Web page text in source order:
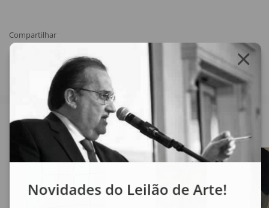
Compartilhar
Veja também
Novidades do Leilão de Arte!